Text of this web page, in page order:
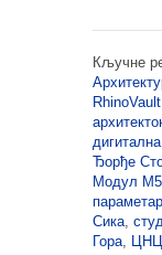
Кључне
RhinoVault
Ђорђе
Модул М5
Сика,
Гора, ЦНЦ